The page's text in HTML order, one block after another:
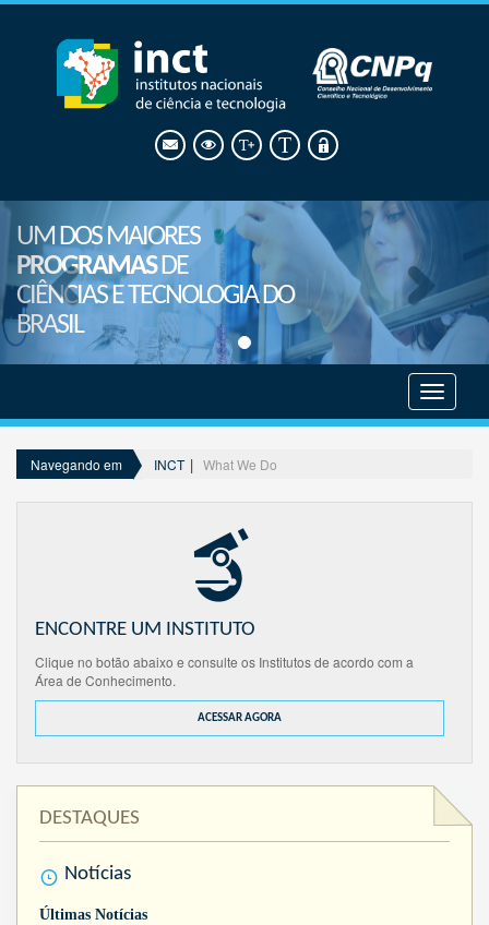
UM DOS MAIORES
PROGRAMASDE
CIÊNCIAS E TECNOLOGIA DO
BRASIL
menu
Navegando em INCT What We Do
ENCONTRE UM INSTITUTO
Clique no botão abaixo e consulte os Institutos de acordo com a
Área de Conhecimento.
ACESSAR AGORA
DESTAQUES
Notícias
Últimas Notícias